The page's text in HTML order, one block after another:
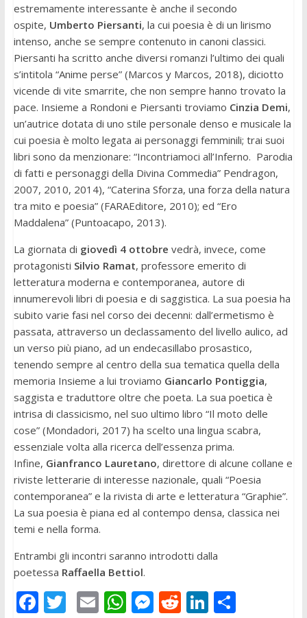
estremamente interessante è anche il secondo
ospite, Umberto Piersanti, la cui poesia è di un lirismo
intenso, anche se sempre contenuto in canoni classici.
Piersanti ha scritto anche diversi romanzi l’ultimo dei quali
s’intitola “Anime perse” (Marcos y Marcos, 2018), diciotto
vicende di vite smarrite, che non sempre hanno trovato la
pace. Insieme a Rondoni e Piersanti troviamo Cinzia Demi,
un’autrice dotata di uno stile personale denso e musicale la
cui poesia è molto legata ai personaggi femminili; trai suoi
libri sono da menzionare: “Incontriamoci all’Inferno. Parodia
di fatti e personaggi della Divina Commedia” Pendragon,
2007, 2010, 2014), “Caterina Sforza, una forza della natura
tra mito e poesia” (FARAEditore, 2010); ed “Ero
Maddalena” (Puntoacapo, 2013).
La giornata di giovedì 4 ottobre vedrà, invece, come
protagonisti Silvio Ramat, professore emerito di
letteratura moderna e contemporanea, autore di
innumerevoli libri di poesia e di saggistica. La sua poesia ha
subito varie fasi nel corso dei decenni: dall’ermetismo è
passata, attraverso un declassamento del livello aulico, ad
un verso più piano, ad un endecasillabo prosastico,
tenendo sempre al centro della sua tematica quella della
memoria Insieme a lui troviamo Giancarlo Pontiggia,
saggista e traduttore oltre che poeta. La sua poetica è
intrisa di classicismo, nel suo ultimo libro “Il moto delle
cose” (Mondadori, 2017) ha scelto una lingua scabra,
essenziale volta alla ricerca dell’essenza prima.
Infine, Gianfranco Lauretano, direttore di alcune collane e
riviste letterarie di interesse nazionale, quali “Poesia
contemporanea” e la rivista di arte e letteratura “Graphie”.
La sua poesia è piana ed al contempo densa, classica nei
temi e nella forma.
Entrambi gli incontri saranno introdotti dalla
poetessa Raffaella Bettiol.
F T E W M R Li C